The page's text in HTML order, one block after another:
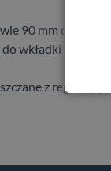
90 mm do
wkładki
z regulacją